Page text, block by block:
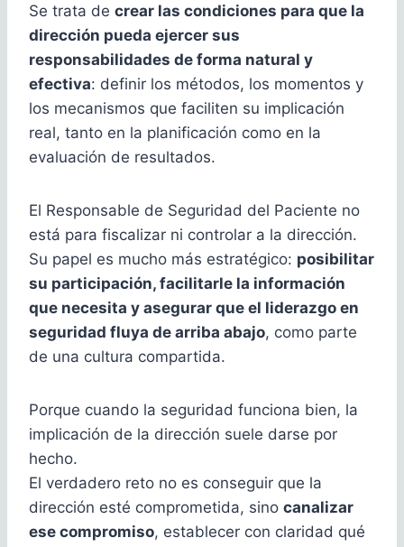
Se trata de crear las condiciones para que la
dirección pueda ejercer sus
responsabilidades de forma natural y
efectiva: definir los métodos, los momentos y
los mecanismos que faciliten su implicación
real, tanto en la planificación como en la
evaluación de resultados.
El Responsable de Seguridad del Paciente no
está para fiscalizar ni controlar a la dirección.
Su papel es mucho más estratégico: posibilitar
su participación, facilitarle la información
que necesita y asegurar que el liderazgo en
seguridad fluya de arriba abajo, como parte
de una cultura compartida.
Porque cuando la seguridad funciona bien, la
implicación de la dirección suele darse por
hecho.
El verdadero reto no es conseguir que la
dirección esté comprometida, sino canalizar
ese compromiso, establecer con claridad qué